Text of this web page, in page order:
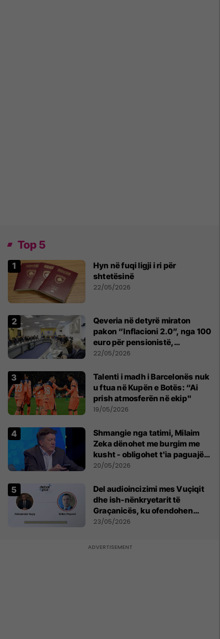
Top 5
Hyn në fuqi ligji i ri për
shtetësinë
22/05/2026
Qeveria në detyrë miraton
pakon “Inflacioni 2.0”, nga 100
euro për pensionistë,
punëtorët privat, fëmijë dhe
22/05/2026
Talenti i madh i Barcelonës nuk
u ftua në Kupën e Botës: “Ai
prish atmosferën në ekip"
19/05/2026
Shmangie nga tatimi, Milaim
Zeka dënohet me burgim me
kusht - obligohet t'ia paguajë
ATK-së 81 mijë euro
20/05/2026
Del audioincizimi mes Vuçiqit
dhe ish-nënkryetarit të
Graçanicës, ku ofendohen
krerë të Kishës Ortodokse
23/05/2026